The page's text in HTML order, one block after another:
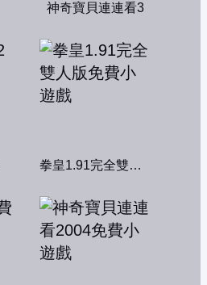
神奇寶貝連連看3
拳皇1.91完全雙人版